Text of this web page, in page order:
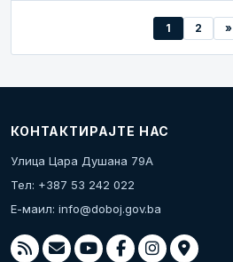
1 2 »
КОНТАКТИРАЈТЕ НАС
Улица Цара Душана 79А
Тел: +387 53 242 022
Е-маил: info@doboj.gov.ba